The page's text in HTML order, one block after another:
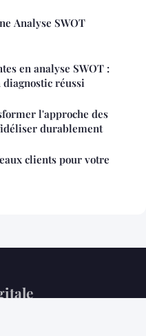
Analyse SWOT
en analyse SWOT :
diagnostic réussi
l'approche des
durablement
clients pour votre